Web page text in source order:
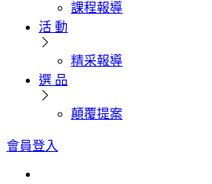
課程報導
活 動
精采報導
選 品
顛覆提案
會員登入